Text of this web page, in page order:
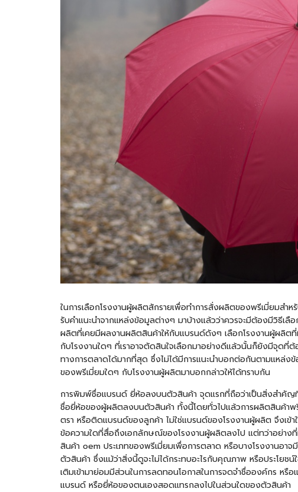
ในการเลือกโรงงานผู้ผลิตสักรายเพื่อทำการสั่งผลิตของพรีเมี่ยมสำห
รับคำแนะนำจากแหล่งข้อมูลต่างๆ มาบ้างแล้วว่าควรจะมีต้องมีวิธีเลื
ผลิตที่เคยมีผลงานผลิตสินค้าให้กับแบรนด์ดังๆ เลือกโรงงานผู้ผลิต
กับโรงงานใดๆ ที่เราอาจตัดสินใจเลือกมาอย่างดีแล้วนั้นก็ยังมีจุดที่
ทางการตลาดได้มากที่สุด ซึ่งไม่ได้มีการแนะนำบอกต่อกันตามแหล่ง
ของพรีเมี่ยมใดๆ กับโรงงานผู้ผลิตมาบอกกล่าวให้ได้ทราบกัน
การพิมพ์ชื่อแบรนด์ ยี่ห้อลงบนตัวสินค้า จุดแรกที่ถือว่าเป็นสิ่งสำคั
ชื่อยี่ห้อของผู้ผลิตลงบนตัวสินค้า ทั้งนี้โดยทั่วไปแล้วการผลิตสินค้า
ตรา หรือติดแบรนด์ของลูกค้า ไม่ใช่แบรนด์ของโรงงานผู้ผลิต จึงเข้
ข้อความใดที่สื่อถึงเอกลักษณ์ของโรงงานผู้ผลิตลงไป แต่ทว่าอย่างที่
สินค้า oem ประเภทของพรีเมี่ยมเพื่อการตลาด หรือบางโรงงานอ
ตัวสินค้า ซึ่งแม้ว่าสิ่งนี้ดูจะไม่ได้กระทบอะไรกับคุณภาพ หรือประโย
เติมเข้ามาย่อมมีส่วนในการลดทอนโอกาสในการจดจำชื่อองค์กร ห
แบรนด์ หรือยี่ห้อของตนเองสอดแทรกลงไปในส่วนใดของตัวสินค้า